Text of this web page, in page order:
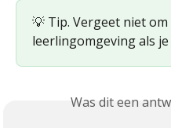
💡 Tip. Vergeet niet
leerlingomgeving als
Was dit een